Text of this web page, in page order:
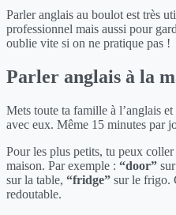
Parler anglais au boulot est très
professionnel mais aussi pour
oublie vite si on ne pratique pas !
Parler anglais à la
Mets toute ta famille à l’anglais
avec eux. Même 15 minutes par
Pour les plus petits, tu peux
maison. Par exemple : “door”
sur la table, “fridge” sur le frigo.
redoutable.